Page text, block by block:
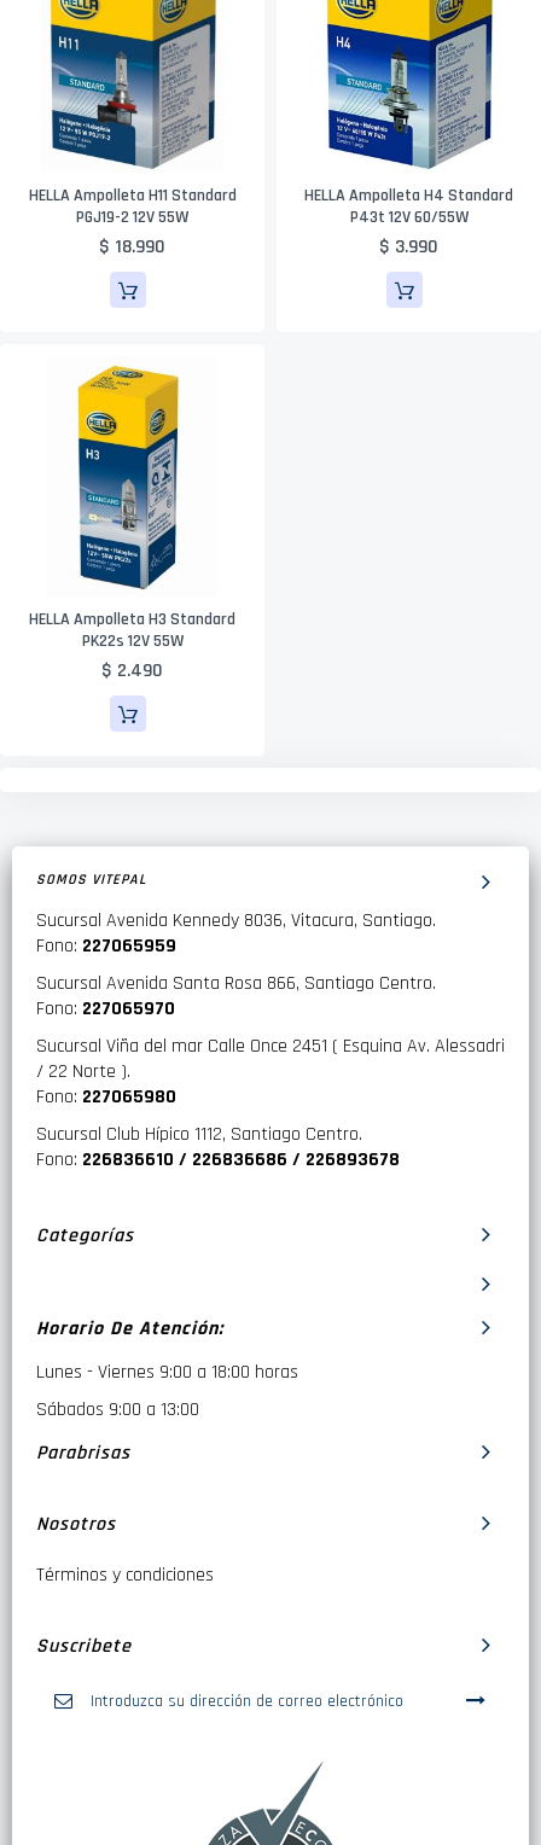
HELLA Ampolleta H11 Standard
PGJ19-2 12V 55W
$ 18.990
HELLA Ampolleta H4 Standard
P43t 12V 60/55W
$ 3.990
HELLA Ampolleta H3 Standard
PK22s 12V 55W
$ 2.490
SOMOS VITEPAL
Sucursal Avenida Kennedy 8036, Vitacura, Santiago.
Fono: 227065959
Sucursal Avenida Santa Rosa 866, Santiago Centro.
Fono: 227065970
Sucursal Viña del mar Calle Once 2451 ( Esquina Av. Alessadri
/ 22 Norte ).
Fono: 227065980
Sucursal Club Hípico 1112, Santiago Centro.
Fono: 226836610 / 226836686 / 226893678
Categorías
Horario De Atención:
Lunes - Viernes 9:00 a 18:00 horas
Sábados 9:00 a 13:00
Parabrisas
Nosotros
Términos y condiciones
Suscribete